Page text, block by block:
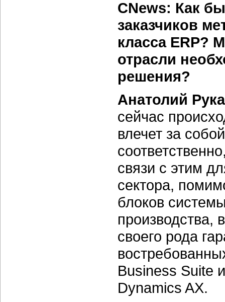
CNews: Как
заказчиков
класса ERP?
отрасли
решения?
Анатолий
сейчас
влечет за
связи с этим
сектора,
блоков
своего рода
Business Suite
Dynamics AX.